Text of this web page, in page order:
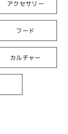
アクセサリー
フード
カルチャー